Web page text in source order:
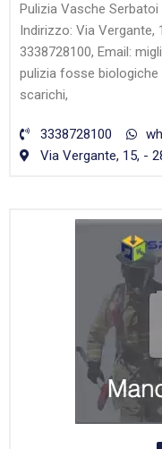
Pulizia Vasche
Indirizzo: Via Vergante,
3338728100, Email:
pulizia fosse biologiche
scarichi,
3338728100
Via Vergante, 15, -